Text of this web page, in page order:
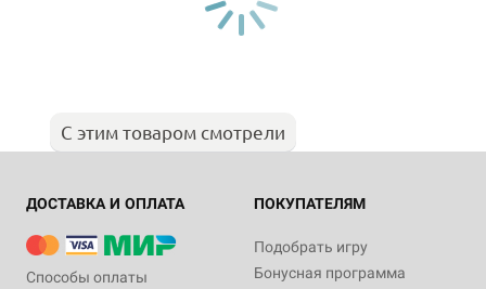
С этим товаром смотрели
ДОСТАВКА И ОПЛАТА
Способы оплаты
ПОКУПАТЕЛЯМ
Подобрать игру
Бонусная программа